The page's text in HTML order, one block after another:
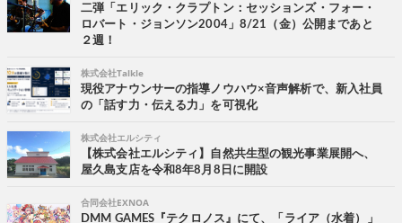
二弾「エリック・クラプトン：セッションズ・フォー・
ロバート・ジョンソン2004」8/21（金）公開まであと
２週！
株式会社Talkle
現役アナウンサーの指導ノウハウ×音声解析で、新入社員
の「話す力・伝える力」を可視化
株式会社エルシティ
【株式会社エルシティ】自然共生型の観光事業展開へ、
屋久島支店を令和8年8月8日に開設
合同会社EXNOA
DMM GAMES『テクロノス』にて、「ライア（水着）」